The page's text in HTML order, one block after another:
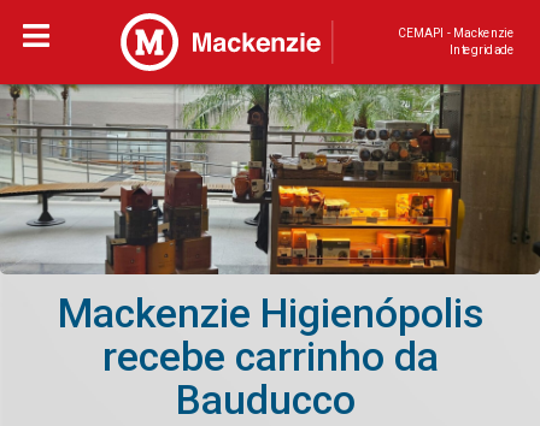
CEMAPI - Mackenzie
Integridade
Mackenzie Higienópolis
recebe carrinho da
Bauducco